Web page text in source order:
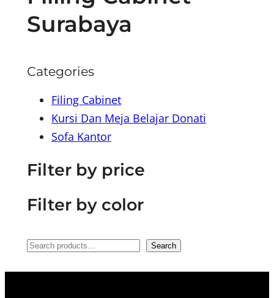
Surabaya
Categories
Filing Cabinet
Kursi Dan Meja Belajar Donati
Sofa Kantor
Filter by price
Filter by color
S
Search